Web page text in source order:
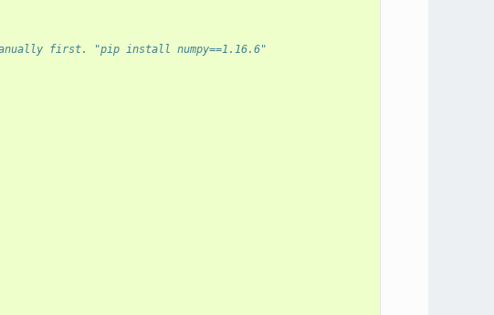
first. "pip install numpy==1.16.6"